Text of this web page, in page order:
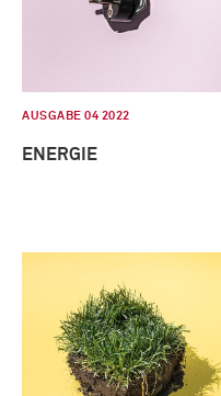
AUSGABE 04 2022
ENERGIE